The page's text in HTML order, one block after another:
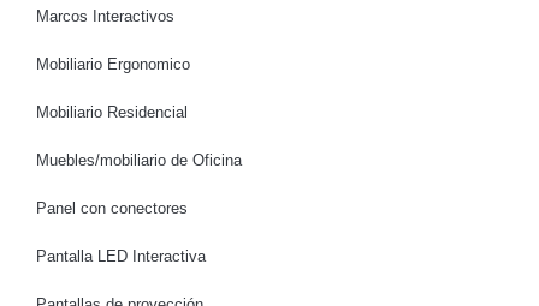
Marcos Interactivos
Mobiliario Ergonomico
Mobiliario Residencial
Muebles/mobiliario de Oficina
Panel con conectores
Pantalla LED Interactiva